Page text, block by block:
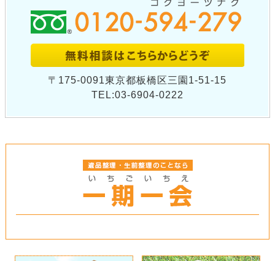
〒175-0091東京都板橋区三園1-51-15
TEL:03-6904-0222